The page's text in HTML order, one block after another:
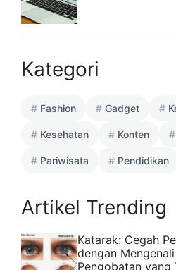
Kategori
Fashion Gadget
Kesehatan Konten
Pariwisata Pendidikan
Artikel Trending
Katarak: Cegah
dengan
Pengobatan yang